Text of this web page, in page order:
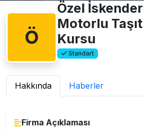
Ö
Özel
Motorlu
Kursu
Standart
Hakkında Haberler
Firma Açıklaması